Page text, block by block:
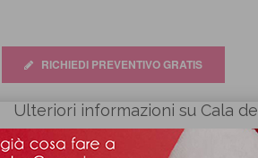
RICHIEDI PREVENTIVO GRATIS
Ulteriori informazioni su Cala
Si ospita più di un evento al giorno?